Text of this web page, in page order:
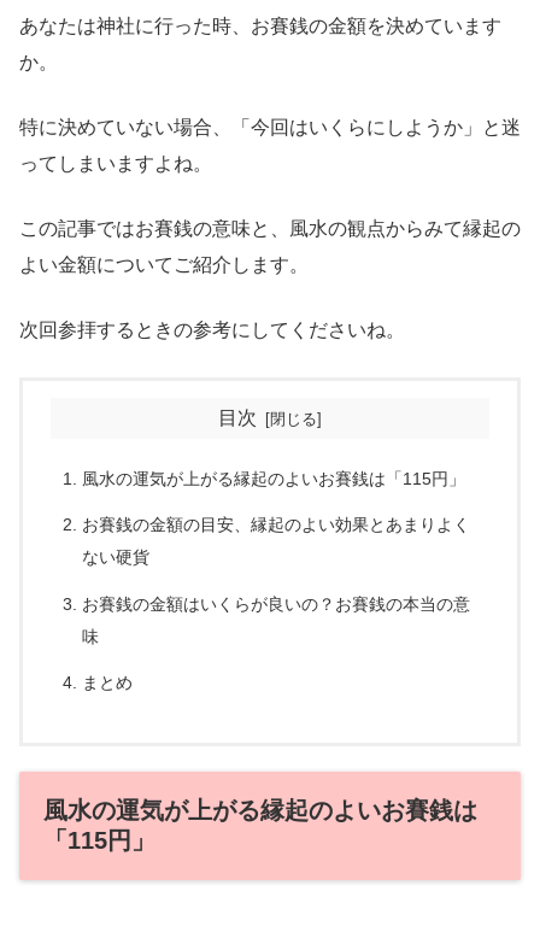
あなたは神社に行った時、お賽銭の金額を決めています
か。
特に決めていない場合、「今回はいくらにしようか」と迷
ってしまいますよね。
この記事ではお賽銭の意味と、風水の観点からみて縁起の
よい金額についてご紹介します。
次回参拝するときの参考にしてくださいね。
目次
風水の運気が上がる縁起のよいお賽銭は「115円」
お賽銭の金額の目安、縁起のよい効果とあまりよく
ない硬貨
お賽銭の金額はいくらが良いの？お賽銭の本当の意
味
まとめ
風水の運気が上がる縁起のよいお賽銭は
「115円」